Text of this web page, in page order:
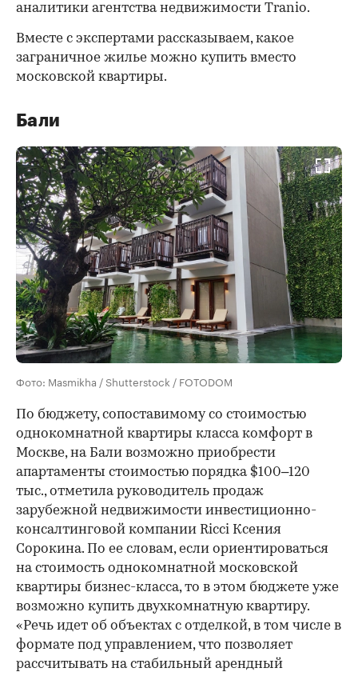
аналитики агентства недвижимости Tranio.
Вместе с экспертами рассказываем, какое
заграничное жилье можно купить вместо
московской квартиры.
Бали
Фото: Masmikha / Shutterstock / FOTODOM
По бюджету, сопоставимому со стоимостью
однокомнатной квартиры класса комфорт в
Москве, на Бали возможно приобрести
апартаменты стоимостью порядка $100–120
тыс., отметила руководитель продаж
зарубежной недвижимости инвестиционно-
консалтинговой компании Ricci Ксения
Сорокина. По ее словам, если ориентироваться
на стоимость однокомнатной московской
квартиры бизнес-класса, то в этом бюджете уже
возможно купить двухкомнатную квартиру.
«Речь идет об объектах с отделкой, в том числе в
формате под управлением, что позволяет
рассчитывать на стабильный арендный